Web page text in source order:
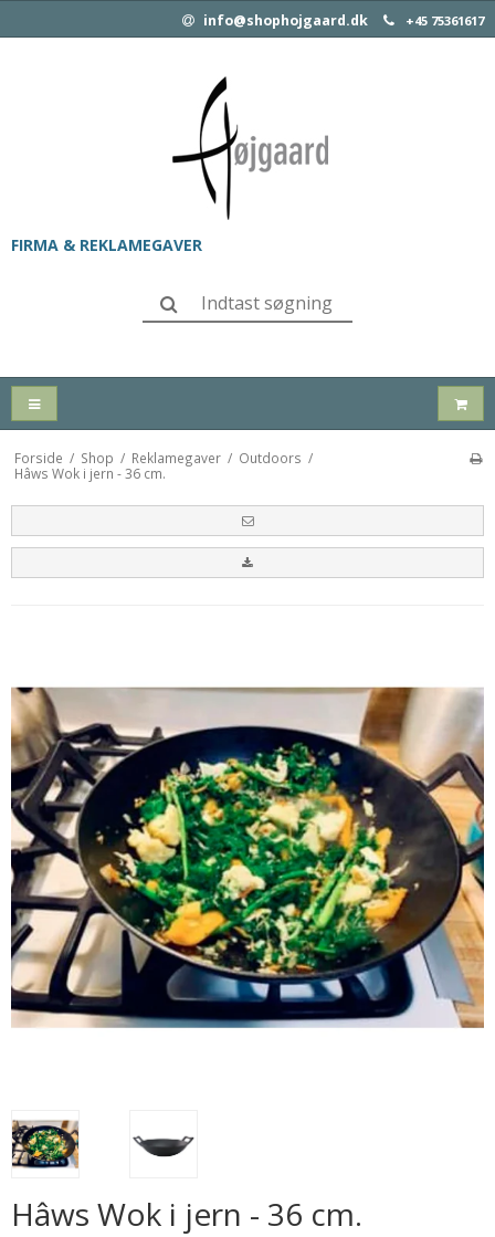
info@shophojgaard.dk +45 75361617
FIRMA & REKLAMEGAVER
Forside / Shop / Reklamegaver / Outdoors /
Hâws Wok i jern - 36 cm.
Hâws Wok i jern - 36 cm.